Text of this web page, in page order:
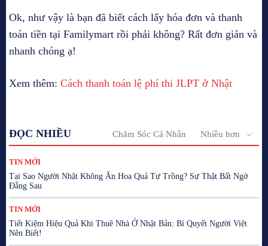
Ok, như vậy là bạn đã biết cách lấy hóa đơn và thanh
toán tiền tại Familymart rồi phải không? Rất đơn giản và
nhanh chóng ạ!
Xem thêm: Cách thanh toán lệ phí thi JLPT ở Nhật
ĐỌC NHIỀU Chăm Sóc Cá Nhân Nhiều hơn
TIN MỚI
Tại Sao Người Nhật Không Ăn Hoa Quả Tự Trồng? Sự Thật Bất Ngờ
Đằng Sau
TIN MỚI
Tiết Kiệm Hiệu Quả Khi Thuê Nhà Ở Nhật Bản: Bí Quyết Người Việt
Nên Biết!